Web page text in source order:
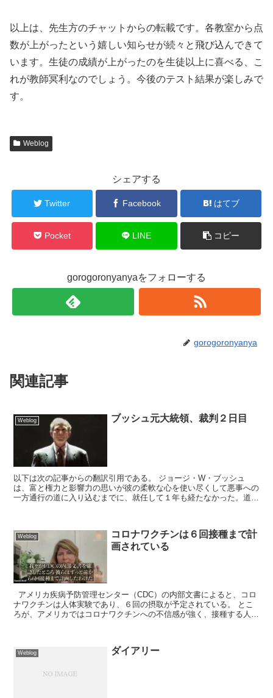
以上は、先生方のチャットからの転載です。各教室から点
数が上がったという嬉しい知らせが続々と飛び込んできて
います。生徒の成績が上がったのを生徒以上に喜べる、こ
れが教師冥利なのでしょう。今後のテスト結果が楽しみで
す。
Weblog
シェアする
Twitter Facebook はてブ
Pocket LINE コピー
gorogoronyanyaをフォローする
gorogoronyanya
関連記事
Weblog ブッシュ元大統領、裁判２日目
以下は次の記事からの翻訳引用である。 ジョージ・W・ブッシュ
は、富と権力と影響力の思いが彼の柔軟な心を使い尽くして悪事への
一方通行の道に入り込むまでに、就任して１年も経たなかった。道徳
Weblog
コロナワクチンは６回接種まで計
画されている
アメリカ疾病予防管理センター（CDC）の内部文書によると、コロ
ナワクチンは人体実験であり、６回の摂取が予定されている。 とこ
ろが、アメリカではコロナワクチンへの不信感が強く、接種する人が
Weblog ダイアリー